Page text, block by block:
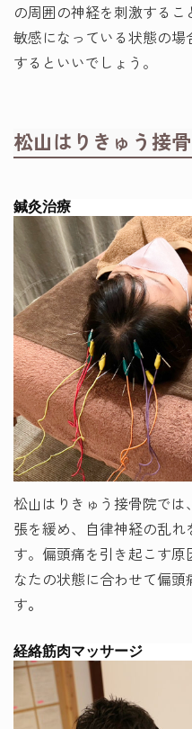
の周囲の神経を刺激する
敏感になっている状態の
するといいでしょう。
松山はりきゅう接
鍼灸治療
松山はりきゅう接骨院で
張を緩め、自律神経の乱
す。偏頭痛を引き起こす
なたの状態に合わせて偏
す。
経絡筋肉マッサージ